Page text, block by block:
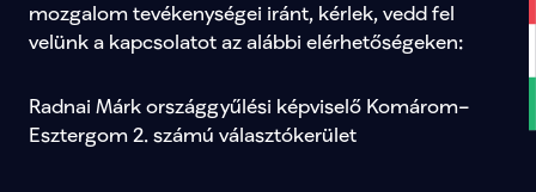
mozgalom tevékenységei iránt, kérlek, vedd fel
velünk a kapcsolatot az alábbi elérhetőségeken:
Radnai Márk országgyűlési képviselő Komárom–
Esztergom 2. számú választókerület